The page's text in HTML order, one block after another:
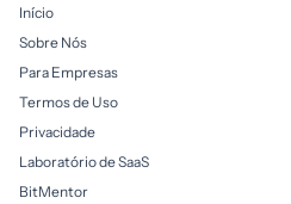
Início
Sobre Nós
Para Empresas
Termos de Uso
Privacidade
Laboratório de SaaS
BitMentor